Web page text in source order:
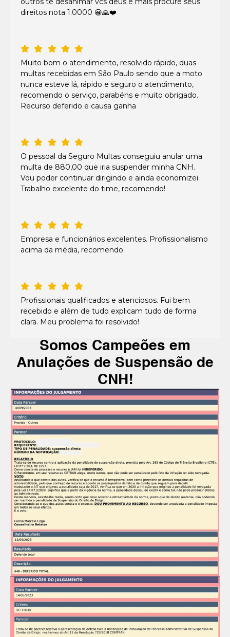
direitos nota 1.0000 😀🙏❤️
Muito bom o atendimento, resolvido rápido, duas
multas recebidas em São Paulo sendo que a moto
nunca esteve lá, rápido e seguro o atendimento,
recomendo o serviço, parabéns e muito obrigado.
Recurso deferido e causa ganha
O pessoal da Seguro Multas conseguiu anular uma
multa de 880,00 que iria suspender minha CNH.
Vou poder continuar dirigindo e ainda economizei.
Trabalho excelente do time, recomendo!
Empresa e funcionários excelentes. Profissionalismo
acima da média, recomendo.
Profissionais qualificados e atenciosos. Fui bem
recebido e além de tudo explicam tudo de forma
clara. Meu problema foi resolvido!
Somos Campeões em
Anulações de Suspensão de
CNH!